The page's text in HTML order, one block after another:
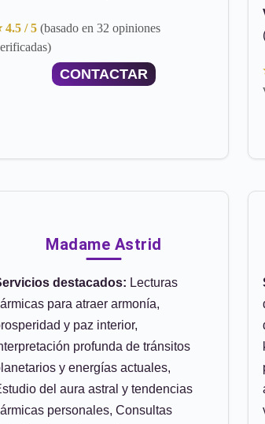
4.5 / 5 (basado en 32 opiniones
CONTACTAR
Madame Astrid
destacados: Lecturas
para atraer armonía,
y paz interior,
profunda de tránsitos
y energías actuales,
del aura astral y tendencias
personales, Consultas